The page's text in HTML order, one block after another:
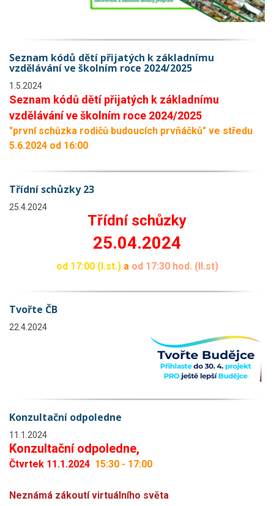
Seznam kódů dětí přijatých k základnímu
vzdělávání ve školním roce 2024/2025
1.5.2024
Seznam kódů dětí přijatých k základnímu
vzdělávání ve školním roce 2024/2025
"první schůzka rodičů budoucích prvňáčků" ve středu
5.6.2024 od 16:00
Třídní schůzky 23
25.4.2024
Třídní schůzky
25.04.2024
od 17:00 (I.st.)a od 17:30 hod. (II.st)
Tvořte ČB
22.4.2024
Konzultační odpoledne
11.1.2024
Konzultační odpoledne,
Čtvrtek 11.1.2024 15:30 - 17:00
Neznámá zákoutí virtuálního světa